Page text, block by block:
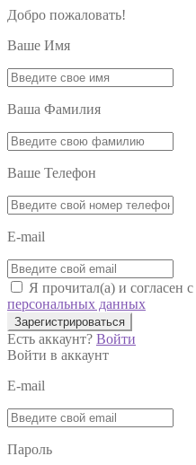
Добро пожаловать!
Ваше Имя
Ваша Фамилия
Ваше Телефон
E-mail
Я прочитал(а) и согласен с
персональных данных
Зарегистрироваться
Есть аккаунт? Войти
Войти в аккаунт
E-mail
Пароль